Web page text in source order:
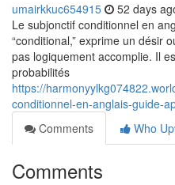
umairkkuc654915 52 days
Le subjonctif conditionnel en
“conditional,” exprime un désir
pas logiquement accomplie. Il
probabilités
https://
conditionnel-en-anglais-guide-
Comments
Who
Comments